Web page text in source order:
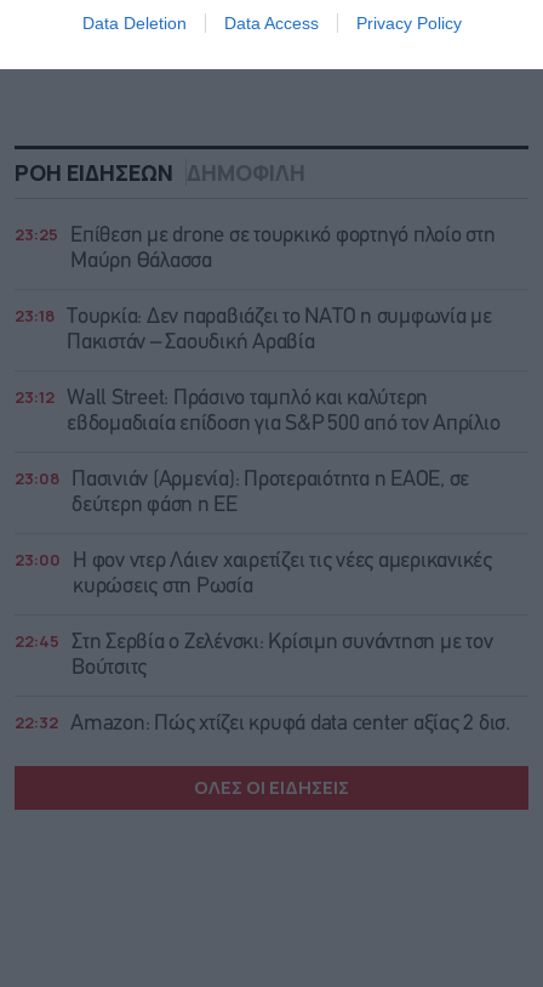
Data Deletion Data Access Privacy Policy
ΡΟΗ ΕΙΔΗΣΕΩΝ ΔΗΜΟΦΙΛΗ
23:25
Επίθεση με drone σε τουρκικό φορτηγό πλοίο στη
Μαύρη Θάλασσα
23:18
Τουρκία: Δεν παραβιάζει το ΝΑΤΟ η συμφωνία με
Πακιστάν – Σαουδική Αραβία
23:12
Wall Street: Πράσινο ταμπλό και καλύτερη
εβδομαδιαία επίδοση για S&P 500 από τον Απρίλιο
23:08
Πασινιάν (Αρμενία): Προτεραιότητα η ΕΑΟΕ, σε
δεύτερη φάση η ΕΕ
23:00
Η φον ντερ Λάιεν χαιρετίζει τις νέες αμερικανικές
κυρώσεις στη Ρωσία
22:45
Στη Σερβία ο Ζελένσκι: Κρίσιμη συνάντηση με τον
Βούτσιτς
22:32 Amazon: Πώς χτίζει κρυφά data center αξίας 2 δισ.
ΟΛΕΣ ΟΙ ΕΙΔΗΣΕΙΣ